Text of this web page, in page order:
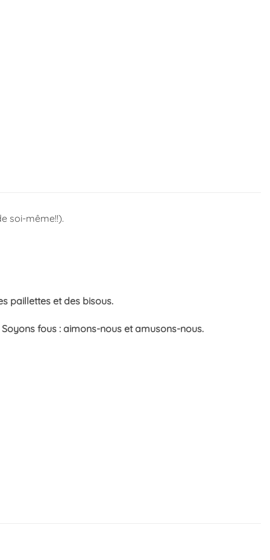
soi-même!!).
paillettes et des bisous.
fous : aimons-nous et amusons-nous.